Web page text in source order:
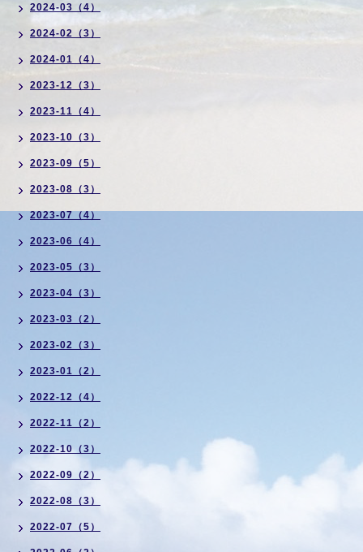
2024-03（4）
2024-02（3）
2024-01（4）
2023-12（3）
2023-11（4）
2023-10（3）
2023-09（5）
2023-08（3）
2023-07（4）
2023-06（4）
2023-05（3）
2023-04（3）
2023-03（2）
2023-02（3）
2023-01（2）
2022-12（4）
2022-11（2）
2022-10（3）
2022-09（2）
2022-08（3）
2022-07（5）